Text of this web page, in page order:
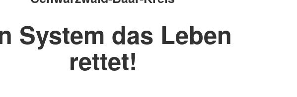
System das Leben
rettet!